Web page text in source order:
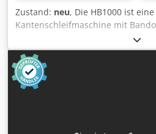
Zustand: neu, Die HB1000 ist
Kantenschleifmaschine mit
schleifaggregat mit
anspruchsvolle Arbeiten an
Die Maschine kann zum
Kantenschleifen mit der
Schleifwalzen in verschiedenen